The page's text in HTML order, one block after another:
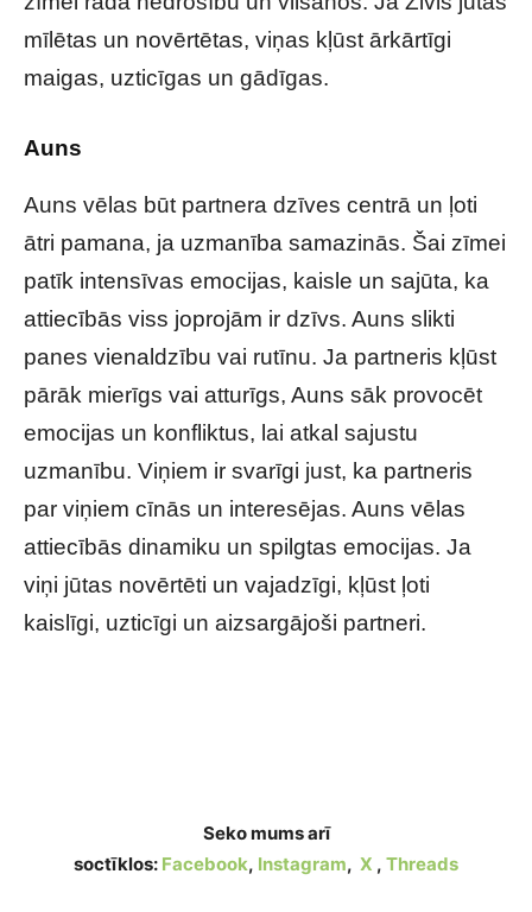
mīlētas un novērtētas, viņas kļūst ārkārtīgi
maigas, uzticīgas un gādīgas.
Auns
Auns vēlas būt partnera dzīves centrā un ļoti
ātri pamana, ja uzmanība samazinās. Šai zīmei
patīk intensīvas emocijas, kaisle un sajūta, ka
attiecībās viss joprojām ir dzīvs. Auns slikti
panes vienaldzību vai rutīnu. Ja partneris kļūst
pārāk mierīgs vai atturīgs, Auns sāk provocēt
emocijas un konfliktus, lai atkal sajustu
uzmanību. Viņiem ir svarīgi just, ka partneris
par viņiem cīnās un interesējas. Auns vēlas
attiecībās dinamiku un spilgtas emocijas. Ja
viņi jūtas novērtēti un vajadzīgi, kļūst ļoti
kaislīgi, uzticīgi un aizsargājoši partneri.
Seko mums arī
soctīklos: Facebook, Instagram, X , Threads